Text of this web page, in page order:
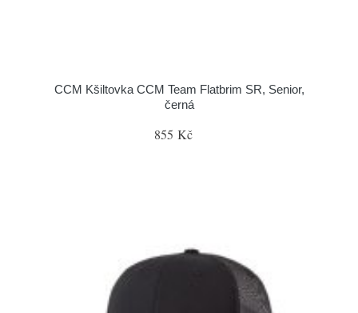
CCM Kšiltovka CCM Team Flatbrim SR, Senior,
černá
855 Kč